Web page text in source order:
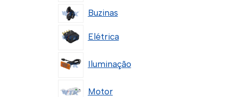
Buzinas
Elétrica
Iluminação
Motor